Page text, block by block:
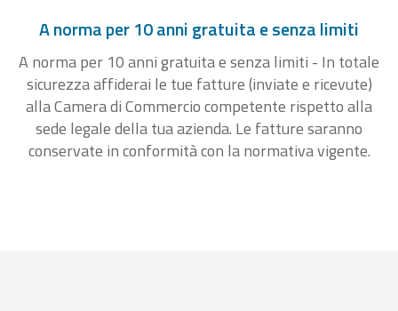
A norma per 10 anni gratuita e senza limiti
A norma per 10 anni gratuita e senza limiti - In totale
sicurezza affiderai le tue fatture (inviate e ricevute)
alla Camera di Commercio competente rispetto alla
sede legale della tua azienda. Le fatture saranno
conservate in conformità con la normativa vigente.